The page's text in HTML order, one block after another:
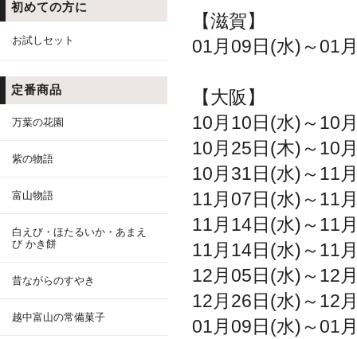
初めての方に
お試しセット
定番商品
万葉の花園
紫の物語
富山物語
白えび・ほたるいか・あまえ
び かき餅
昔ながらのすやき
越中富山の常備菓子
【滋賀】
01月09日(水)～01
【大阪】
10月10日(水)～10
10月25日(木)～10
10月31日(水)～11
11月07日(水)～11
11月14日(水)～11
11月14日(水)～11
12月05日(水)～12
12月26日(水)～12
01月09日(水)～01